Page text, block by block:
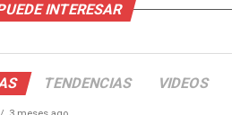
19 ha tenido un impacto
Muchas familias han visto
lo que ha limitado su acceso a
el cambio climático ha
INTERESAR
TENDENCIAS VIDEOS